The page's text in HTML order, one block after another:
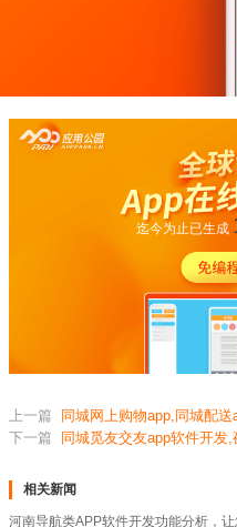
迄今为止已生成
上一篇
同城网上购物app,同城配送
下一篇
同城觅友交友app软件开发
相关新闻
河南导航类APP软件开发功能分析，